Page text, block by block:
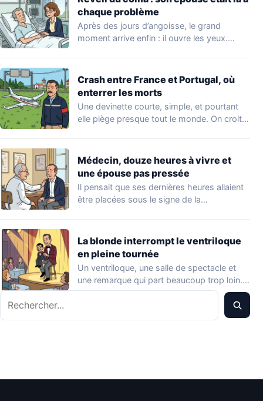
chaque problème
Après des jours d’angoisse, le grand
moment arrive enfin : il ouvre les yeux.…
Crash entre France et Portugal, où
enterrer les morts
Une devinette courte, simple, et pourtant
elle piège presque tout le monde. On croit…
Médecin, douze heures à vivre et
une épouse pas pressée
Il pensait que ses dernières heures allaient
être placées sous le signe de la…
La blonde interrompt le ventriloque
en pleine tournée
Un ventriloque, une salle de spectacle et
une remarque qui part beaucoup trop loin.…
Rechercher